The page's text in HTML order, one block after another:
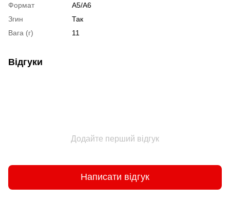
Формат
А5/А6
Згин
Так
Вага (г)
11
Відгуки
Додайте перший відгук
Написати відгук